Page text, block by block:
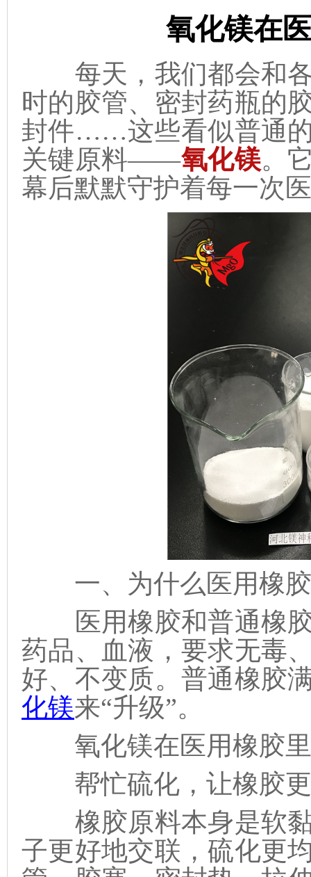
氧化镁在
每天，我们都会和各
时的胶管、密封药瓶的
封件……这些看似普通
关键原料——氧化镁。
幕后默默守护着每一次
一、为什么医用橡胶
医用橡胶和普通橡胶
药品、血液，要求无毒
好、不变质。普通橡胶
化镁来“升级”。
氧化镁在医用橡胶里
帮忙硫化，让橡胶更
橡胶原料本身是软黏
子更好地交联，硫化更